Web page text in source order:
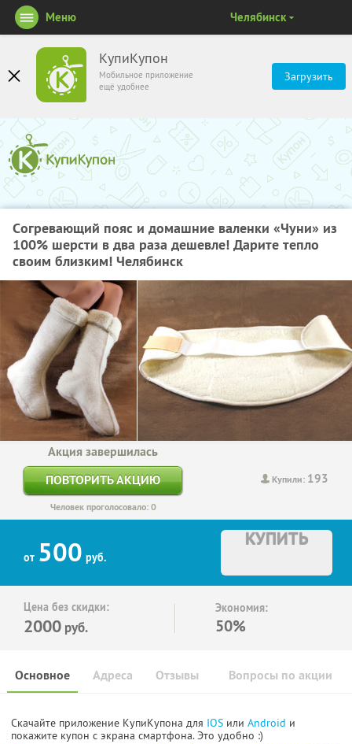
КупиКупон
Мобильное приложение
ещё удобнее
Загрузить
Меню Челябинск
Cогревающий пояс и домашние валенки «Чуни» из
100% шерсти в два раза дешевле! Дарите тепло
своим близким! Челябинск
Купили: 193
Акция завершилась
ПОВТОРИТЬ АКЦИЮ
Человек проголосовало: 0
от 500 руб.
КУПИТЬ
Цена без скидки:
2000 руб.
Экономия:
50%
Основное Отзывы Вопросы по акции
Адреса
Скачайте приложение КупиКупона для IOS или Android и
покажите купон с экрана смартфона. Это удобно :)